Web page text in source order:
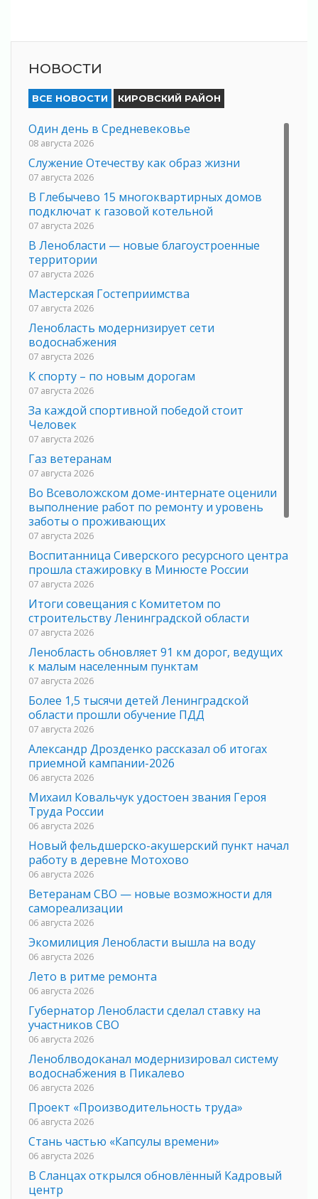
НОВОСТИ
ВСЕ НОВОСТИ КИРОВСКИЙ РАЙОН
Один день в Средневековье
08 августа 2026
Служение Отечеству как образ жизни
07 августа 2026
В Глебычево 15 многоквартирных домов
подключат к газовой котельной
07 августа 2026
В Ленобласти — новые благоустроенные
территории
07 августа 2026
Мастерская Гостеприимства
07 августа 2026
Ленобласть модернизирует сети
водоснабжения
07 августа 2026
К спорту – по новым дорогам
07 августа 2026
За каждой спортивной победой стоит
Человек
07 августа 2026
Газ ветеранам
07 августа 2026
Во Всеволожском доме-интернате оценили
выполнение работ по ремонту и уровень
заботы о проживающих
07 августа 2026
Воспитанница Сиверского ресурсного центра
прошла стажировку в Минюсте России
07 августа 2026
Итоги совещания с Комитетом по
строительству Ленинградской области
07 августа 2026
Ленобласть обновляет 91 км дорог, ведущих
к малым населенным пунктам
07 августа 2026
Более 1,5 тысячи детей Ленинградской
области прошли обучение ПДД
07 августа 2026
Александр Дрозденко рассказал об итогах
приемной кампании-2026
06 августа 2026
Михаил Ковальчук удостоен звания Героя
Труда России
06 августа 2026
Новый фельдшерско-акушерский пункт начал
работу в деревне Мотохово
06 августа 2026
Ветеранам СВО — новые возможности для
самореализации
06 августа 2026
Экомилиция Ленобласти вышла на воду
06 августа 2026
Лето в ритме ремонта
06 августа 2026
Губернатор Ленобласти сделал ставку на
участников СВО
06 августа 2026
Леноблводоканал модернизировал систему
водоснабжения в Пикалево
06 августа 2026
Проект «Производительность труда»
06 августа 2026
Стань частью «Капсулы времени»
06 августа 2026
В Сланцах открылся обновлённый Кадровый
центр